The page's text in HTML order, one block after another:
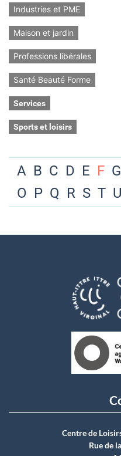
Industries et PME
Maison et jardin
Professions libérales
Santé Beauté Forme
Services
Sports et loisirs
A B C D E F G
O P Q R S T U
Centre de
Rue de